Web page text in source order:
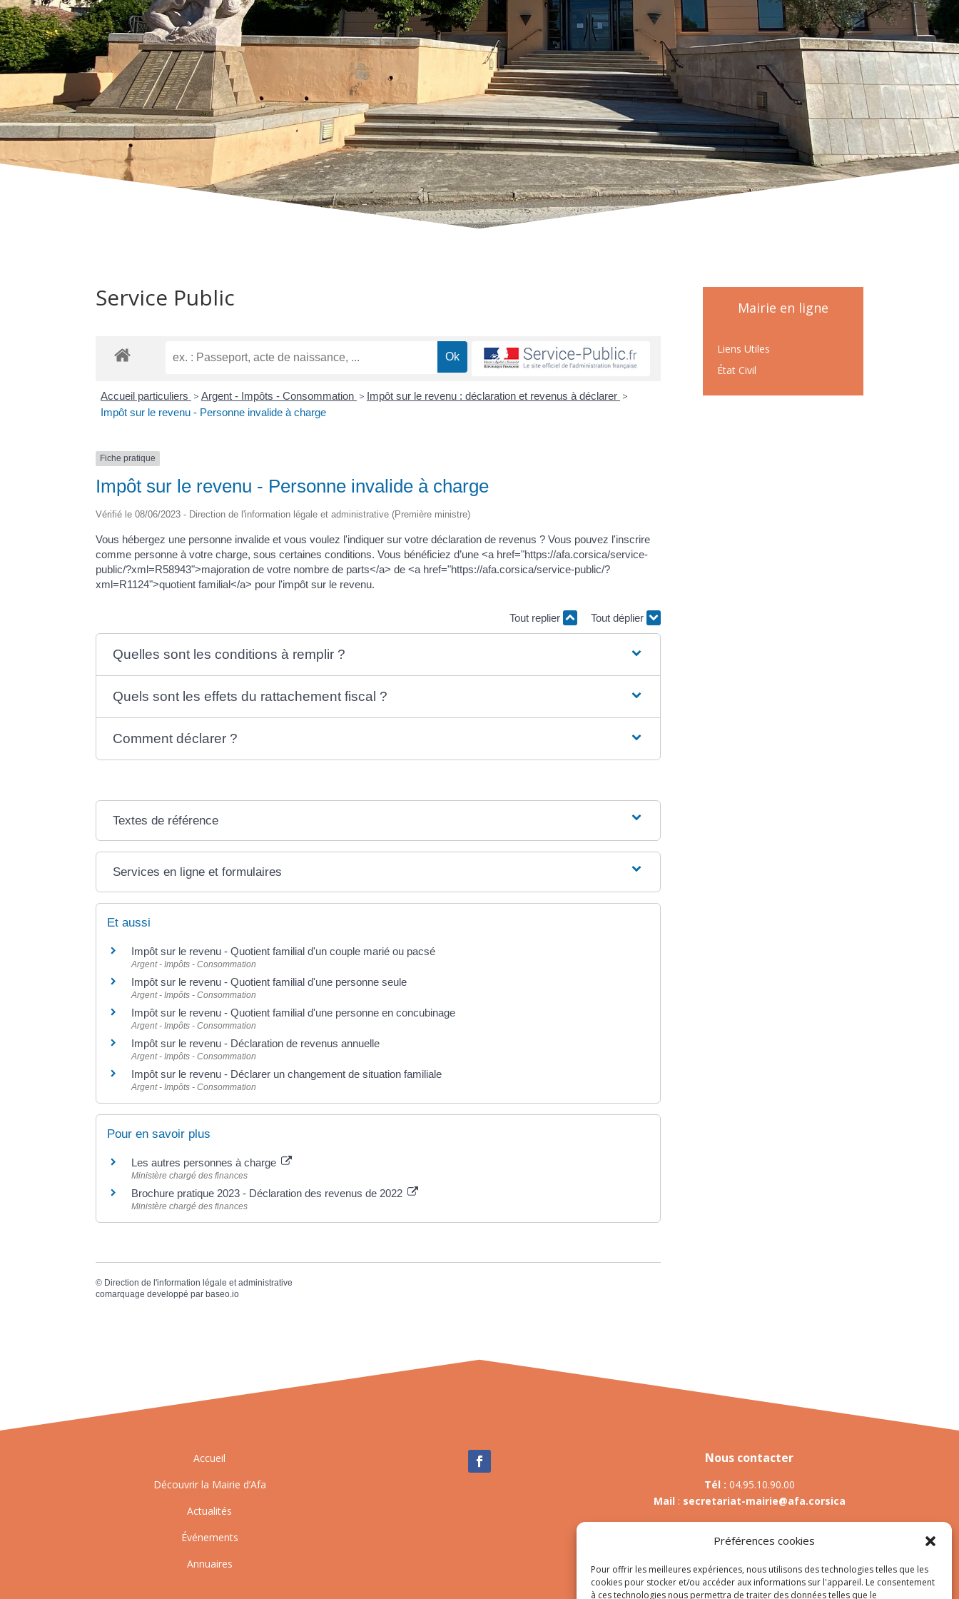
Préférences cookies
Pour offrir les meilleures expériences, nous utilisons des technologies telles que les
cookies pour stocker et/ou accéder aux informations sur l'appareil. Le consentement
à ces technologies nous permettra de traiter des données telles que le
Service Public
Accueil particuliers > Argent - Impôts - Consommation > Impôt sur le revenu : déclaration et revenus à déclarer >
Impôt sur le revenu - Personne invalide à charge
Fiche pratique
Impôt sur le revenu - Personne invalide à charge
Vérifié le 08/06/2023 - Direction de l'information légale et administrative (Première ministre)
Vous hébergez une personne invalide et vous voulez l'indiquer sur votre déclaration de revenus ? Vous pouvez l'inscrire
comme personne à votre charge, sous certaines conditions. Vous bénéficiez d’une <a href="https://afa.corsica/service-
public/?xml=R58943">majoration de votre nombre de parts</a> de <a href="https://afa.corsica/service-public/?
xml=R1124">quotient familial</a> pour l'impôt sur le revenu.
Tout replier Tout déplier
Quelles sont les conditions à remplir ?
Quels sont les effets du rattachement fiscal ?
Comment déclarer ?
Textes de référence
Services en ligne et formulaires
Et aussi
Impôt sur le revenu - Quotient familial d'un couple marié ou pacsé
Argent - Impôts - Consommation
Impôt sur le revenu - Quotient familial d'une personne seule
Argent - Impôts - Consommation
Impôt sur le revenu - Quotient familial d'une personne en concubinage
Argent - Impôts - Consommation
Impôt sur le revenu - Déclaration de revenus annuelle
Argent - Impôts - Consommation
Impôt sur le revenu - Déclarer un changement de situation familiale
Argent - Impôts - Consommation
Pour en savoir plus
Les autres personnes à charge
Ministère chargé des finances
Brochure pratique 2023 - Déclaration des revenus de 2022
Ministère chargé des finances
© Direction de l'information légale et administrative
comarquage developpé par baseo.io
Mairie en ligne
Liens Utiles
État Civil
Accueil
Découvrir la Mairie d’Afa
Actualités
Événements
Annuaires
Nous contacter
Tél : 04.95.10.90.00
Mail : secretariat-mairie@afa.corsica
785 Strada d’Afà – Merria 20167 Afa